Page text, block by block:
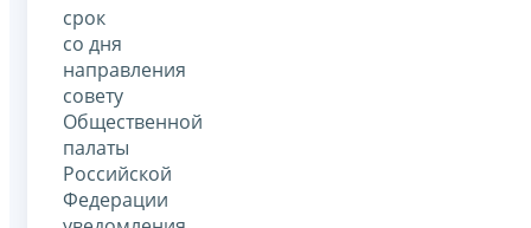
срок
со дня
направления
совету
Общественной
палаты
Российской
Федерации